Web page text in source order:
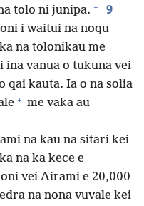
tolo ni junipa. + 9
i waitui na noqu
na tolonikau me
vanua o tukuna vei
qai kauta. Ia o na solia
+ me vaka au
na kau na sitari kei
na ka kece e
vei Airami e 20,000
na nona vuvale kei